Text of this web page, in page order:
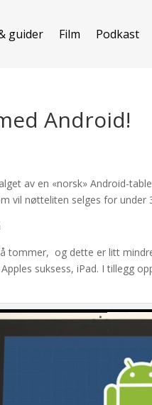
guider Film Podkast
Android!
av en «norsk» Android-
vil nøtteliten selges for under
tommer, og dette er litt
suksess, iPad. I tillegg